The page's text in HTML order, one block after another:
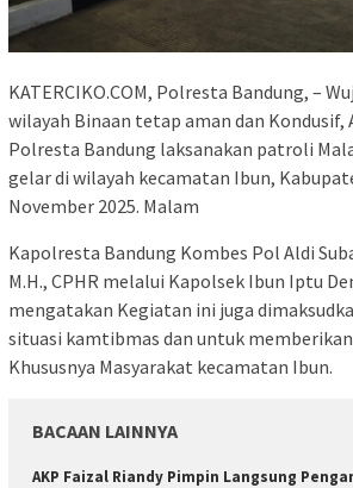
KATERCIKO.COM, Polresta Bandung, –
wilayah Binaan tetap aman dan Kondusif,
Polresta Bandung laksanakan patroli
gelar di wilayah kecamatan Ibun,
November 2025. Malam
Kapolresta Bandung Kombes Pol Aldi
M.H., CPHR melalui Kapolsek Ibun Iptu
mengatakan Kegiatan ini juga
situasi kamtibmas dan untuk
Khususnya Masyarakat kecamatan Ibun.
BACAAN LAINNYA
AKP Faizal Riandy Pimpin Langsung